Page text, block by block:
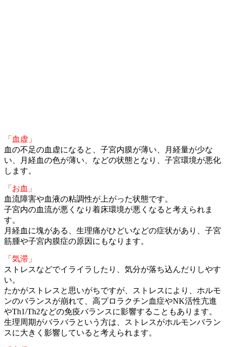
「血虚」
血の不足の血虚になると、子宮内膜が薄い、月経量が少な
い、月経血の色が薄い、などの状態となり、子宮環境が悪化
します。
「お血」
血流障害や血液の粘調性が上がった状態です。
子宮内の血流が悪くなり着床環境が悪くなると考えられま
す。
月経血に塊がある、生理痛がひどいなどの症状があり、子宮
筋腫や子宮内膜症の原因にもなります。
「気滞」
ストレスなどでイライラしたり、気分が落ち込んだりしやす
い。
たかがストレスと思いがちですが、ストレスにより、ホルモ
ンのバランスが崩れて、高プロラクチン血症やNK活性亢進
やTh1/Th2などの免疫バランスに影響することもあります。
生理周期がバラバラという方は、ストレスがホルモンバラン
スに大きく影響していると考えられます。